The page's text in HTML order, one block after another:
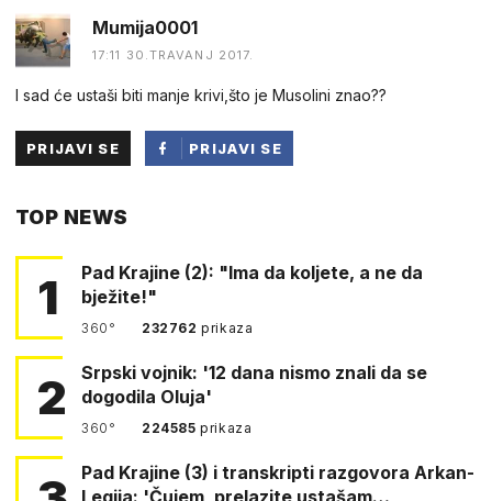
Mumija0001
17:11 30.TRAVANJ 2017.
I sad će ustaši biti manje krivi,što je Musolini znao??
PRIJAVI SE
PRIJAVI SE
TOP NEWS
1
Pad Krajine (2): "Ima da koljete, a ne da
bježite!"
360° 232762prikaza
2
Srpski vojnik: '12 dana nismo znali da se
dogodila Oluja'
360° 224585prikaza
Pad Krajine (3) i transkripti razgovora Arkan-
Legija: 'Čujem, prelazite ustašam…